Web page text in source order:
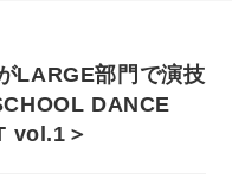
LARGE部門で演技
DANCE
vol.1＞